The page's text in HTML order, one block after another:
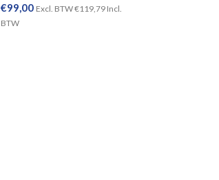
€99,00 Excl. BTW€119,79Incl.
BTW